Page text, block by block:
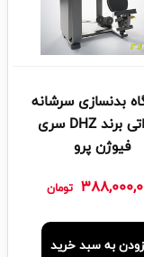
بدنسازی سرشانه
وارداتی برند DHZ سری
فیوژن پرو
تومان
به سبد خرید